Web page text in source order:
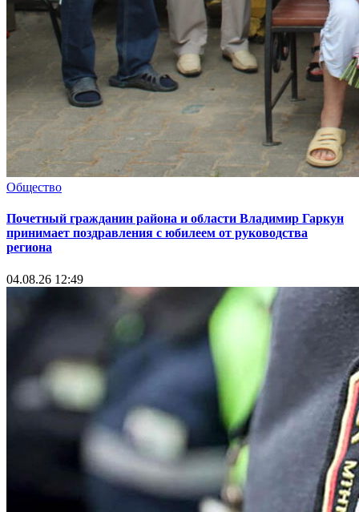
Общество
Почетный гражданин района и области Владимир Гаркун
принимает поздравления с юбилеем от руководства
региона
04.08.26 12:49